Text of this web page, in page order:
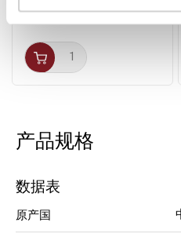
产品规格
数据表
原产国